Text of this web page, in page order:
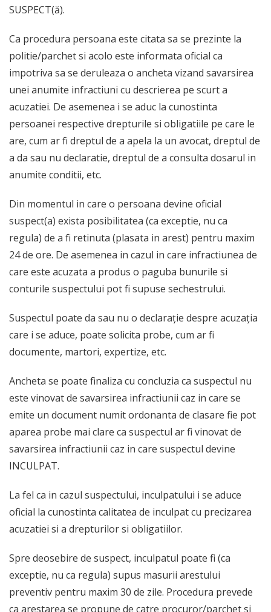
SUSPECT(ă).
Ca procedura persoana este citata sa se prezinte la
politie/parchet si acolo este informata oficial ca
impotriva sa se deruleaza o ancheta vizand savarsirea
unei anumite infractiuni cu descrierea pe scurt a
acuzatiei. De asemenea i se aduc la cunostinta
persoanei respective drepturile si obligatiile pe care le
are, cum ar fi dreptul de a apela la un avocat, dreptul de
a da sau nu declaratie, dreptul de a consulta dosarul in
anumite conditii, etc.
Din momentul in care o persoana devine oficial
suspect(a) exista posibilitatea (ca exceptie, nu ca
regula) de a fi retinuta (plasata in arest) pentru maxim
24 de ore. De asemenea in cazul in care infractiunea de
care este acuzata a produs o paguba bunurile si
conturile suspectului pot fi supuse sechestrului.
Suspectul poate da sau nu o declarație despre acuzația
care i se aduce, poate solicita probe, cum ar fi
documente, martori, expertize, etc.
Ancheta se poate finaliza cu concluzia ca suspectul nu
este vinovat de savarsirea infractiunii caz in care se
emite un document numit ordonanta de clasare fie pot
aparea probe mai clare ca suspectul ar fi vinovat de
savarsirea infractiunii caz in care suspectul devine
INCULPAT.
La fel ca in cazul suspectului, inculpatului i se aduce
oficial la cunostinta calitatea de inculpat cu precizarea
acuzatiei si a drepturilor si obligatiilor.
Spre deosebire de suspect, inculpatul poate fi (ca
exceptie, nu ca regula) supus masurii arestului
preventiv pentru maxim 30 de zile. Procedura prevede
ca arestarea se propune de catre procuror/parchet si